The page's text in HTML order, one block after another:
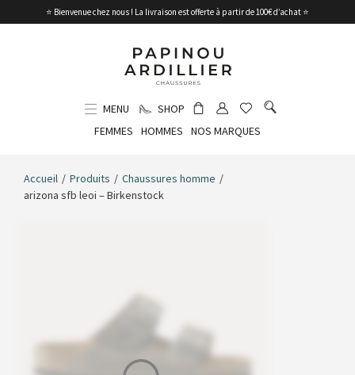
⭐ Bienvenue chez nous ! La livraison est offerte à partir de 100€ d’achat ⭐
MENU
SHOP
FEMMES
HOMMES NOS MARQUES
Accueil / Produits / Chaussures homme /
arizona sfb leoi – Birkenstock